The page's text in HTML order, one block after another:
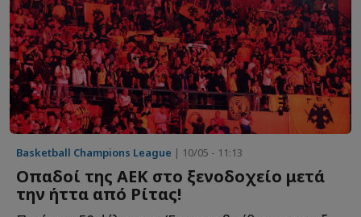
Basketball Champions League | 10/05 - 11:13
Οπαδοί της ΑΕΚ στο ξενοδοχείο μετά
την ήττα από Ρίτας!